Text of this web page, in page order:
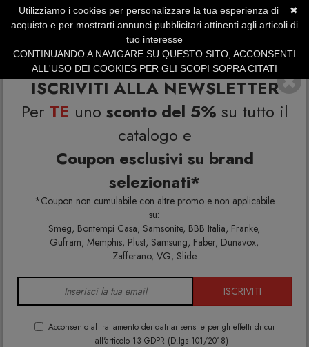
ISCRIVITI ALLA NEWSLETTER
Per TE uno sconto del 5% su tutto il
catalogo e
Coupon esclusivi su brand
selezionati*
*Coupon non cumulabile con altre promo e non applicabile
su:
Smeg, Bontempi Casa, Samsonite, BBB Italia, Franke,
Gufram, Memphis, Plust, Samsung, Faber, Dunavox,
Zafferano, VG, Slide
ISCRIVITI
Acconsento al trattamento dei dati ai sensi e per gli effetti di cui
all'articolo 13 GDPR (D.lgs 101/2018)
SERVIZIO CLIENTI +39.0773.470.562
SUMMER SALES | Fino al 31 Agosto
Home
✖
Utilizziamo i cookies per personalizzare la tua esperienza di
acquisto e per mostrarti annunci pubblicitari attinenti agli articoli di
tuo interesse
CONTINUANDO A NAVIGARE SU QUESTO SITO, ACCONSENTI
ALL'USO DEI COOKIES PER GLI SCOPI SOPRA CITATI